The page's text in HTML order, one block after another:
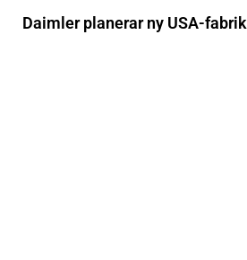
Daimler planerar ny USA-fabrik